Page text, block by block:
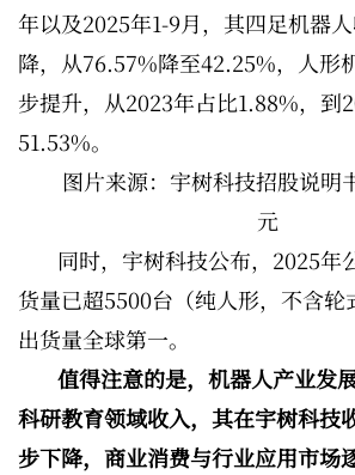
年以及2025年1-9月，其四足机器
降，从76.57%降至42.25%，人形
步提升，从2023年占比1.88%，到
51.53%。
图片来源：宇树科技招股说明
元
同时，宇树科技公布，2025年
货量已超5500台（纯人形，不含轮
出货量全球第一。
值得注意的是，机器人产业发
科研教育领域收入，其在宇树科技
步下降，商业消费与行业应用市场